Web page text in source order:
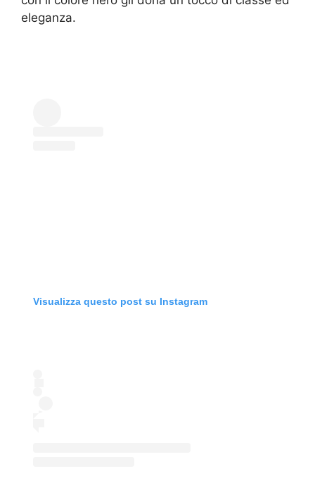
eleganza.
Visualizza questo post su Instagram